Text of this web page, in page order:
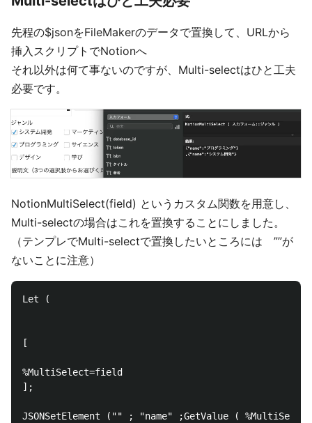
先程の$jsonをFileMakerのデータで置換して、URLから
挿入スクリプトでNotionへ
それ以外は何て事ないのですが、Multi-selectはひと工夫
必要です。
NotionMultiSelect(field) というカスタム関数を用意し、
Multi-selectの場合はこれを置換することにしました。
（テンプレでMulti-selectで置換したいところには ””が
ないことに注意）
Let (
[
%MultiSelect=field
];
JSONSetElement ("" ; "name" ;GetValue (